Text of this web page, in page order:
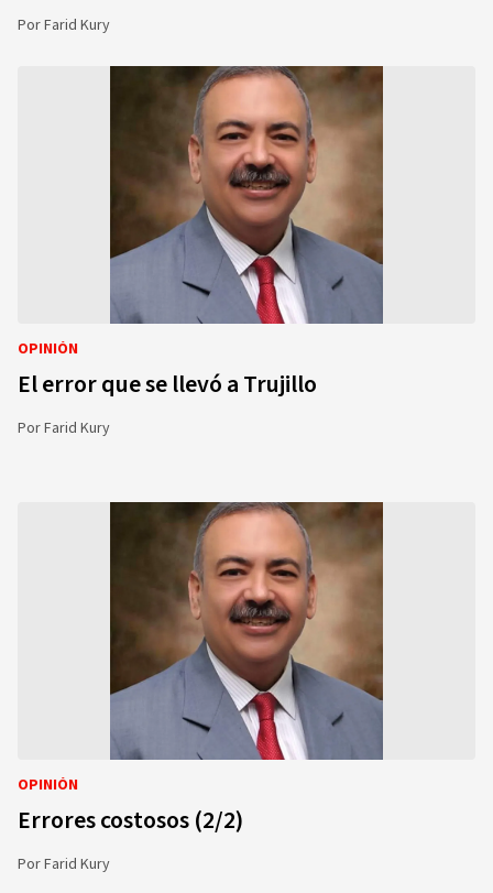
PorFarid Kury
OPINIÓN
El error que se llevó a Trujillo
PorFarid Kury
OPINIÓN
Errores costosos (2/2)
PorFarid Kury